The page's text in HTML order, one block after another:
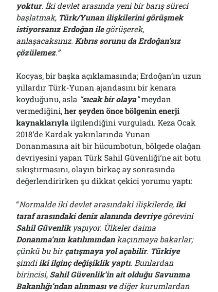
yoktur. İki devlet arasında yeni bir barış süreci
başlatmak, Türk/Yunan ilişkilerini görüşmek
istiyorsanız Erdoğan ilegörüşerek,
anlaşacaksınız. Kıbrıs sorunu da Erdoğan’sız
çözülemez.”
Kocyas, bir başka açıklamasında; Erdoğan’ın uzun
yıllardır Türk-Yunan ajandasını bir kenara
koyduğunu, asla “sıcak bir olaya”meydan
vermediğini,her şeyden önce bölgenin enerji
kaynaklarıylailgilendiğini vurguladı. Keza Ocak
2018’de Kardak yakınlarında Yunan
Donanmasına ait bir hücumbotun, bölgede olağan
devriyesini yapan Türk Sahil Güvenliği’ne ait botu
sıkıştırmasını, olayın birkaç ay sonrasında
değerlendirirken şu dikkat çekici yorumu yaptı:
“Normalde iki devlet arasındaki ilişkilerde, iki
taraf arasındaki deniz alanında devriyegörevini
Sahil Güvenlikyapıyor. Ülkeler daima
Donanma’nın katılımındankaçınmaya bakarlar;
çünkü bu birçatışmaya yol açabilir. Türkiye
şimdiiki ilginç değişiklik yaptı. Bunlardan
birincisi, Sahil Güvenlik’in ait olduğu Savunma
Bakanlığı’ndan alınması vediğer kurumlardan